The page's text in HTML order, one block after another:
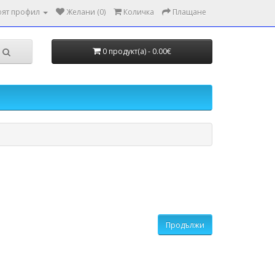
профил Желани (0) Количка Плащане
0 продукт(а) - 0.00€
Продължи